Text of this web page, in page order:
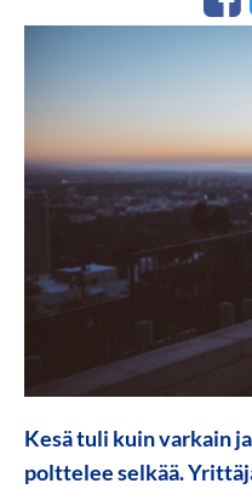
Kesä tuli kuin varkain
polttelee selkää.